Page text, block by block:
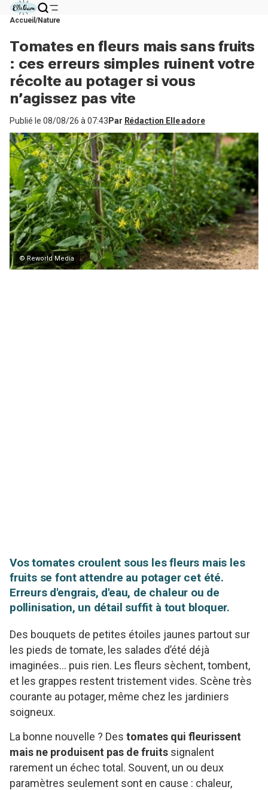
Accueil Nature
Tomates en fleurs mais sans fruits
: ces erreurs simples ruinent votre
récolte au potager si vous
n’agissez pas vite
Publié le 08/08/26 à 07:43 Par Rédaction Elle adore
© Reworld Media
Vos tomates croulent sous les fleurs mais les
fruits se font attendre au potager cet été.
Erreurs d'engrais, d'eau, de chaleur ou de
pollinisation, un détail suffit à tout bloquer.
Des bouquets de petites étoiles jaunes partout sur
les pieds de tomate, les salades d’été déjà
imaginées… puis rien. Les fleurs sèchent, tombent,
et les grappes restent tristement vides. Scène très
courante au potager, même chez les jardiniers
soigneux.
La bonne nouvelle ? Des tomates qui fleurissent
mais ne produisent pas de fruits signalent
rarement un échec total. Souvent, un ou deux
paramètres seulement sont en cause : chaleur,